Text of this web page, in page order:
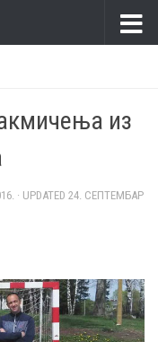
из
· UPDATED 24. СЕПТЕМБАР